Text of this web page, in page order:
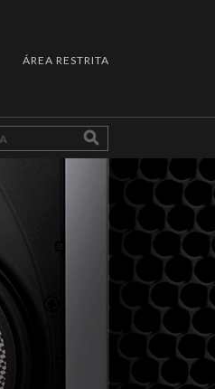
ÁREA RESTRITA